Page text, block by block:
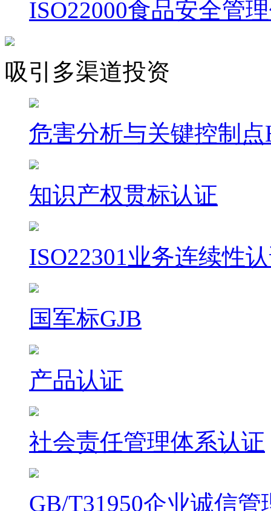
ISO22000食品安全管
吸引多渠道投资
危害分析与关键控制点
知识产权贯标认证
ISO22301业务连续性
国军标GJB
产品认证
社会责任管理体系认证
GB/T31950企业诚信